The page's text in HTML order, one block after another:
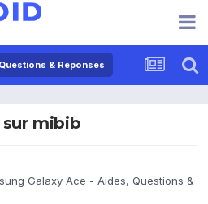
& Réponses
mibib
Galaxy Ace - Aides, Questions &